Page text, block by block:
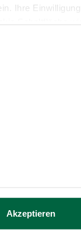
Ihre
Akzeptieren